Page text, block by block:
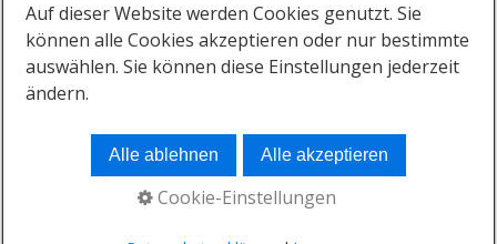
Startseite Kontakt Impressum
Downloads
© 2026
Auf dieser Website werden Cookies genutzt. Sie
können alle Cookies akzeptieren oder nur bestimmte
auswählen. Sie können diese Einstellungen jederzeit
ändern.
Alle ablehnen Alle akzeptieren
Cookie-Einstellungen